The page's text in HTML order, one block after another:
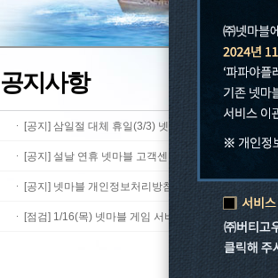
공지사항
[공지] 삼일절 대체 휴일(3/3) 넷마블 고객센터 이용 안내
[공지] 설날 연휴 넷마블 고객센터 이용 안내
[공지] 넷마블 개인정보처리방침 개정 안내
[점검] 1/16(목) 넷마블 게임 서비스 정기점검 안내